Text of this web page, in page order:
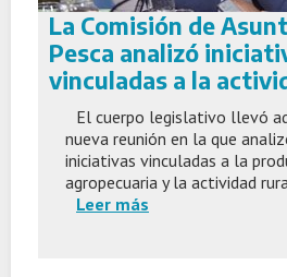
La Comisión de
Pesca analizó
vinculadas a la
El cuerpo legislativo llevó
nueva reunión en la que
iniciativas vinculadas a la
agropecuaria y la actividad
Leer más